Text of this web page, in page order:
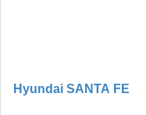
Hyundai SANTA FE